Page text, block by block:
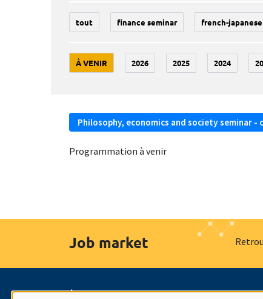
tout finance seminar french-
À VENIR 2026 2025 2024
Philosophy, economics and society seminar -
Programmation à venir
Job market
À propos Nos engagements Hommage